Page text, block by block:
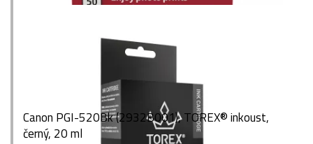
Canon PGI-520Bk (2932B001), TOREX® inkoust,
černý, 20 ml